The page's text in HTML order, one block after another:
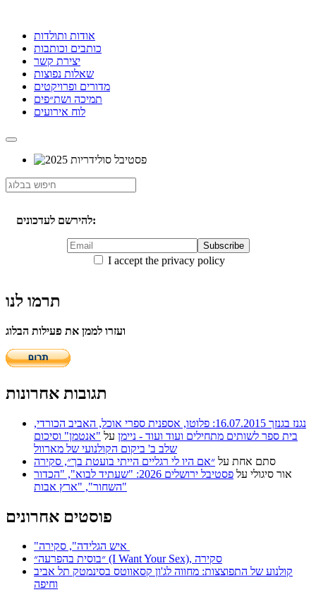
אודות ותולדות
כותבים וכותבות
יצירת קשר
שאלות נפוצות
מדורים ופרויקטים
תמיכה ושת״פים
לוח אירועים
להירשם לעדכונים:
I accept the privacy policy
תרמו לנו
ועזרו לממן את פעילות הבלוג
תגובות אחרונות
נגנז בגנזך 16.07.2015: פלוטו, אספנית ספרי אוכל, האביב הכורדי,
בית ספר לשותים מתחילים ועוד ועוד - ניימן על "אנטמן" וסיכום
שלב ב' ביקום הקולנועי של מארוול
סתם אחת על ״אם היו לי רגליים הייתי בועטת בך״, סקירה
אור סיגולי על
פסטיבל ירושלים 2026: "שעתיד לבוא", "הכדור
השחור", "ארץ אבות"
פוסטים אחרונים
״בוסית בהפרעה״ (I Want Your Sex), סקירה
קולנוע של התפוצצות: מחווה לג'ון קסאווטס בסינמטק תל אביב
וחיפה